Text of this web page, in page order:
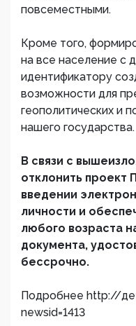
повсеместными.
Кроме того,
на все население с
идентификатору
возможности для
геополитических и
нашего государства.
В связи с
отклонить проект
введении
личности и
любого возраста
документа,
бессрочно.
Подробнее http://
newsid=1413